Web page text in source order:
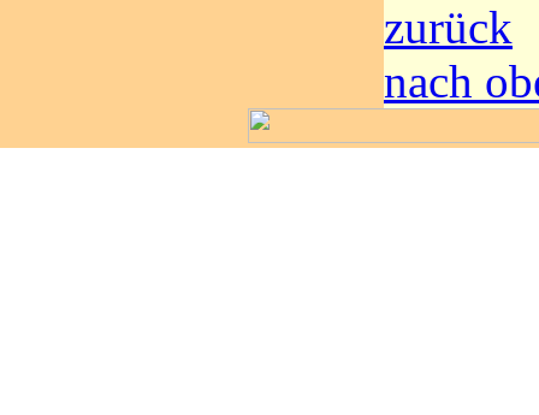
zurück
nach